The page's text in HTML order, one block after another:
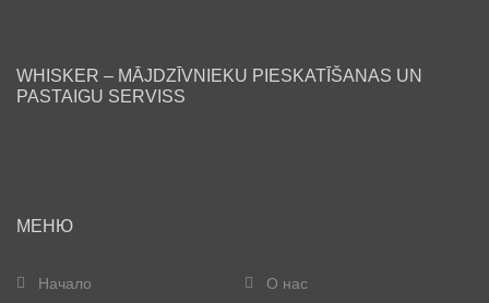
Стать помощником
Породы собак
WHISKER – MĀJDZĪVNIEKU PIESKATĪŠANAS UN
PASTAIGU SERVISS
МЕНЮ
Начало О нас